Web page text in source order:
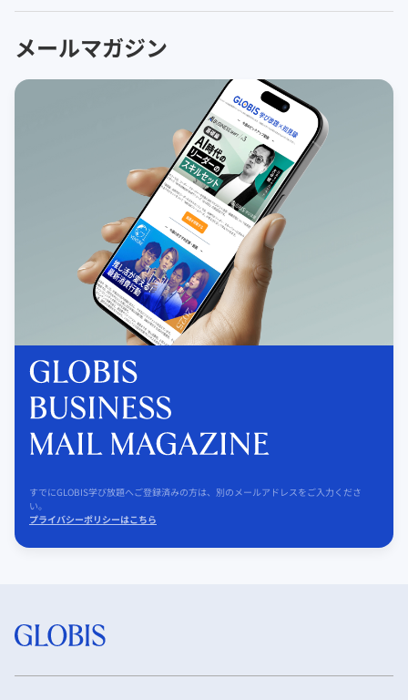
メールマガジン
すでにGLOBIS学び放題へご登録済みの方は、別のメールアドレスをご入力くださ
い。
プライバシーポリシーはこちら